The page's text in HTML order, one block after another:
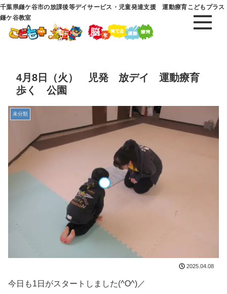
千葉県鎌ケ谷市の放課後等デイサービス・児童発達支援 運動療育こどもプラス
鎌ケ谷教室
4月8日（火） 児発 放デイ 運動療育
歩く 公園
未分類
2025.04.08
今日も1日がスタートしました(^O^)／